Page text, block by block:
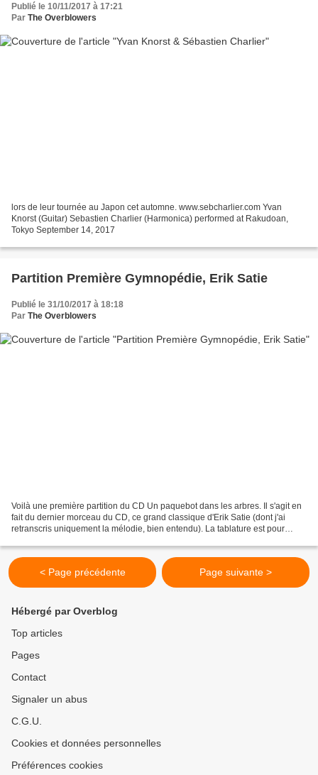
Publié le 10/11/2017 à 17:21
Par The Overblowers
lors de leur tournée au Japon cet automne. www.sebcharlier.com Yvan
Knorst (Guitar) Sebastien Charlier (Harmonica) performed at Rakudoan,
Tokyo September 14, 2017
Partition Première Gymnopédie, Erik Satie
Publié le 31/10/2017 à 18:18
Par The Overblowers
Voilà une première partition du CD Un paquebot dans les arbres. Il s'agit en
fait du dernier morceau du CD, ce grand classique d'Erik Satie (dont j'ai
retranscris uniquement la mélodie, bien entendu). La tablature est pour
< Page précédente Page suivante >
Hébergé par Overblog
Top articles
Pages
Contact
Signaler un abus
C.G.U.
Cookies et données personnelles
Préférences cookies